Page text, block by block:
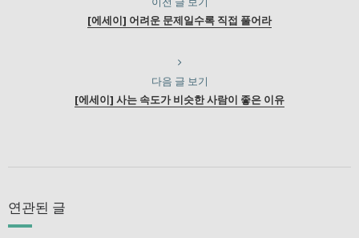
[에세이] 어려운 문제일수록 직접 풀어라
다음 글 보기
[에세이] 사는 속도가 비슷한 사람이 좋은 이유
연관된 글